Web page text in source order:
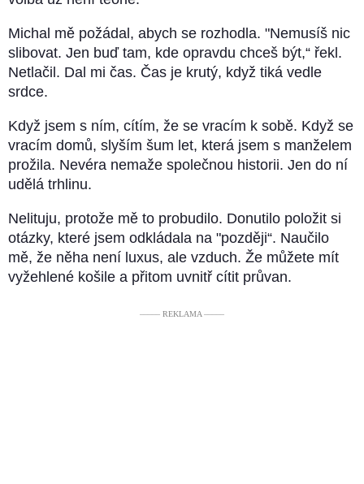
Michal mě požádal, abych se rozhodla. "Nemusíš nic
slibovat. Jen buď tam, kde opravdu chceš být,“ řekl.
Netlačil. Dal mi čas. Čas je krutý, když tiká vedle
srdce.
Když jsem s ním, cítím, že se vracím k sobě. Když se
vracím domů, slyším šum let, která jsem s manželem
prožila. Nevéra nemaže společnou historii. Jen do ní
udělá trhlinu.
Nelituju, protože mě to probudilo. Donutilo položit si
otázky, které jsem odkládala na "později“. Naučilo
mě, že něha není luxus, ale vzduch. Že můžete mít
vyžehlené košile a přitom uvnitř cítit průvan.
––––– REKLAMA –––––